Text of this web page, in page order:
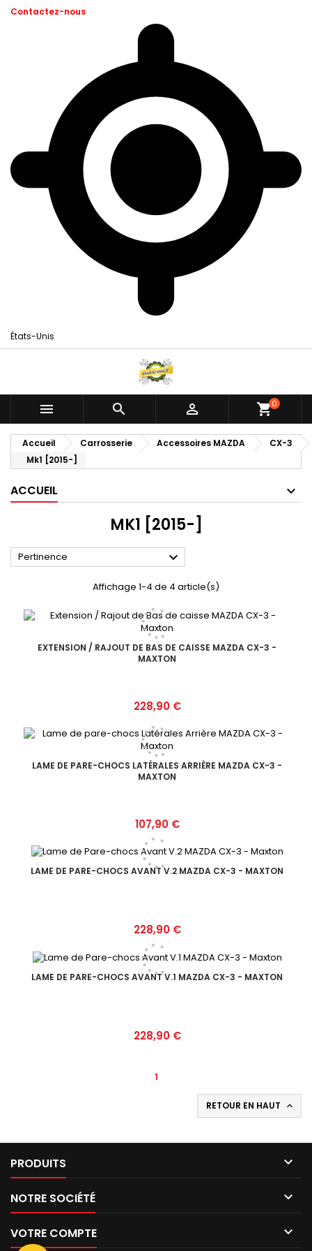
Contactez-nous
États-Unis
   shopping_cart0
Accueil Carrosserie Accessoires MAZDA
CX-3
Mk1 [2015-]
ACCUEIL
MK1 [2015-]
Pertinence 
Affichage 1-4 de 4 article(s)
EXTENSION / RAJOUT DE BAS DE CAISSE MAZDA CX-3 -
MAXTON
Prix
228,90 €
LAME DE PARE-CHOCS LATÉRALES ARRIÈRE MAZDA CX-3 -
MAXTON
Prix
107,90 €
LAME DE PARE-CHOCS AVANT V.2 MAZDA CX-3 - MAXTON
Prix
228,90 €
LAME DE PARE-CHOCS AVANT V.1 MAZDA CX-3 - MAXTON
Prix
228,90 €
1
RETOUR EN HAUT 
PRODUITS 
NOTRE SOCIÉTÉ 
VOTRE COMPTE 